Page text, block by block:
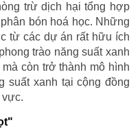
trừ dịch hại tổng hợp
bón hoá học. Những
từ các dự án rất hữu ích
trào năng suất xanh
còn trở thành mô hình
suất xanh tại cộng đồng
vực.